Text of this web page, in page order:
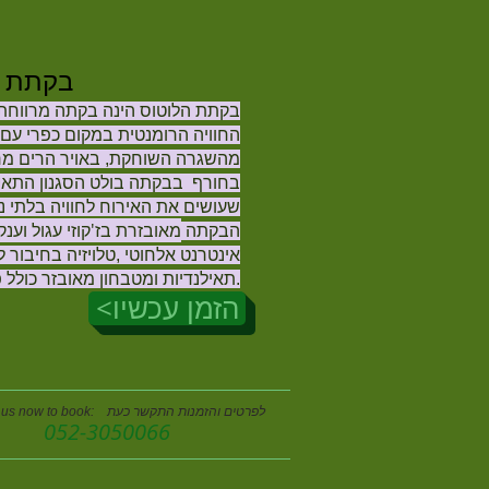
בקתת
בקתת הלוטוס הינה בקתה
החוויה הרומנטית במקום כפרי עם
מהשגרה השוחקת, באויר הרים
בחורף בבקתה בולט הסגנון
שעושים את האירוח לחוויה
הבקתה מאובזרת בז'קוזי עגול
אינטרנט אלחוטי ,טלויזיה
תאילנדיות ומטבחון מאובזר כולל פינת קפה עשירה ומכונת קפה אספרסו.
Book now >
<הזמן עכשיו
052-3050066